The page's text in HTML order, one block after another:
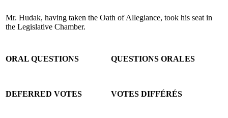
Mr. Hudak, having taken the Oath of Allegiance, took his seat in
the Legislative Chamber.
ORAL QUESTIONS QUESTIONS ORALES
DEFERRED VOTES VOTES DIFFÉRÉS